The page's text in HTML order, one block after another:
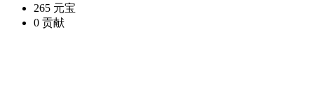
265 元宝
0 贡献